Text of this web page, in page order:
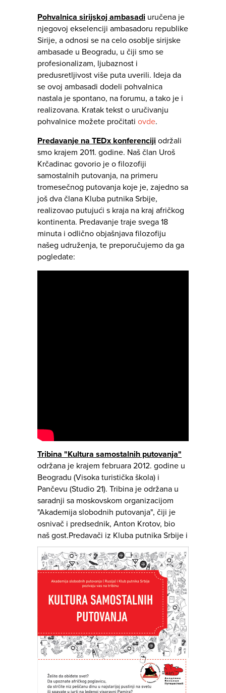
Pohvalnica sirijskoj ambasadi uručena je
njegovoj ekselenciji ambasadoru republike
Sirije, a odnosi se na celo osoblje sirijske
ambasade u Beogradu, u čiji smo se
profesionalizam, ljubaznost i
predusretljivost više puta uverili. Ideja da
se ovoj ambasadi dodeli pohvalnica
nastala je spontano, na forumu, a tako je i
realizovana. Kratak tekst o uručivanju
pohvalnice možete pročitati ovde.
Predavanje na TEDx konferenciji održali
smo krajem 2011. godine. Naš član Uroš
Krčadinac govorio je o filozofiji
samostalnih putovanja, na primeru
tromesečnog putovanja koje je, zajedno sa
još dva člana Kluba putnika Srbije,
realizovao putujući s kraja na kraj afričkog
kontinenta. Predavanje traje svega 18
minuta i odlično objašnjava filozofiju
našeg udruženja, te preporučujemo da ga
pogledate:
Tribina "Kultura samostalnih putovanja"
održana je krajem februara 2012. godine u
Beogradu (Visoka turistička škola) i
Pančevu (Studio 21). Tribina je održana u
saradnji sa moskovskom organizacijom
"Akademija slobodnih putovanja", čiji je
osnivač i predsednik, Anton Krotov, bio
naš gost.Predavači iz Kluba putnika Srbije i